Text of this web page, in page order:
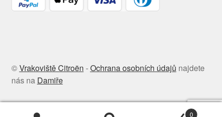
©Vrakoviště Citroën -Ochrana osobních údajů najdete
nás na Damiře
0